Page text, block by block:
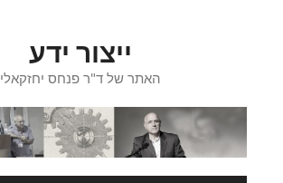
ייצור ידע
האתר של ד"ר פנחס יחזקאלי